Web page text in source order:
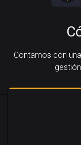
Contamos con